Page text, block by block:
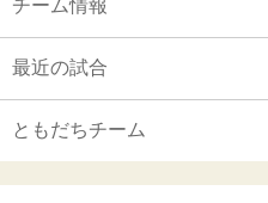
チーム情報
最近の試合
ともだちチーム